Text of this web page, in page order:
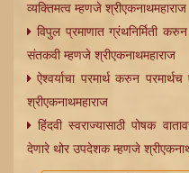
व्यक्तिमत्व म्हणजे श्रीएकनाथमहाराज
विपुल प्रमाणात ग्रंथनिर्मिती
संतकवी म्हणजे श्रीएकनाथमहाराज
ऐश्वर्याचा परमार्थ करुन
श्रीएकनाथमहाराज
हिंदवी स्वराज्यासाठी पोषक
देणारे थोर उपदेशक म्हणजे